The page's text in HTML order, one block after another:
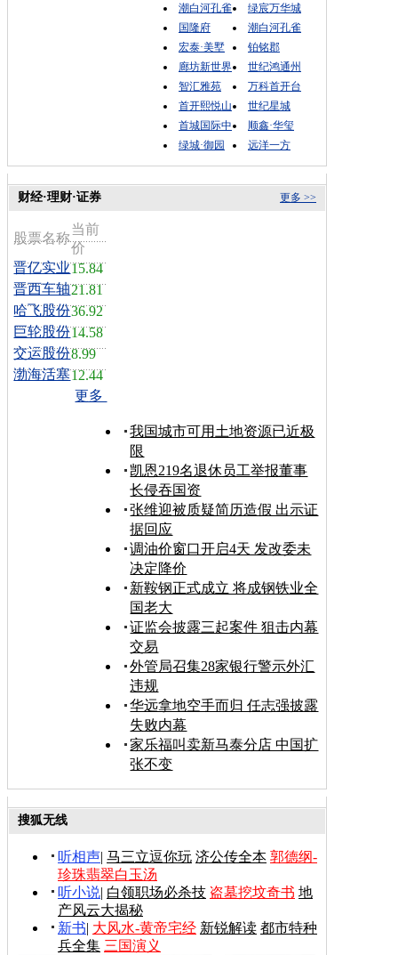
潮白河孔雀
绿宸万华城
国隆府
潮白河孔雀
宏泰·美墅
铂铭郡
廊坊新世界
世纪鸿通州
智汇雅苑
万科首开台
首开熙悦山
世纪星城
首城国际中
顺鑫·华玺
绿城·御园
远洋一方
更多 >>
财经·理财·证券
股票名称
当前
价
晋亿实业15.84
晋西车轴21.81
哈飞股份36.92
巨轮股份14.58
交运股份8.99
渤海活塞12.44
更多
我国城市可用土地资源已近极
限
凯恩219名退休员工举报董事
长侵吞国资
张维迎被质疑简历造假 出示证
据回应
调油价窗口开启4天 发改委未
决定降价
新鞍钢正式成立 将成钢铁业全
国老大
证监会披露三起案件 狙击内幕
交易
外管局召集28家银行警示外汇
违规
华远拿地空手而归 任志强披露
失败内幕
家乐福叫卖新马泰分店 中国扩
张不变
搜狐无线
听相声| 马三立逗你玩 济公传全本 郭德纲-
珍珠翡翠白玉汤
听小说| 白领职场必杀技 盗墓挖坟奇书 地
产风云大揭秘
新书| 大风水-黄帝宅经 新锐解读 都市特种
兵全集 三国演义